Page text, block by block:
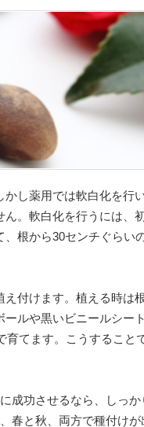
かし薬用では軟白化を行
。軟白化を行うには、
根から30センチぐらい
え付けます。植える時は
ルや黒いビニールシー
育てます。こうすること
成功させるなら、しっか
春と秋、両方で種付けが